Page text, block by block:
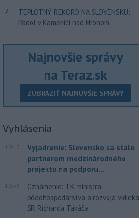
7
TEPLOTNÝ REKORD NA SLOVENSKU:
Padol v Kamenici nad Hronom
Najnovšie správy
na Teraz.sk
ZOBRAZIŤ NAJNOVŠIE SPRÁVY
Vyhlásenia
10:43
Vyjadrenie: Slovensko sa stalo
partnerom medzinárodného
projektu na podporu...
10:36
Oznámenie: TK ministra
pôdohospodárstva a rozvoja vidieka
SR Richarda Takáča